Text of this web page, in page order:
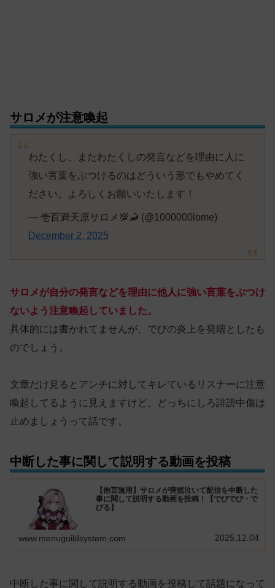
サロメが注意喚起
わたくし、またわたくしの発言などを理由に人に
強い言葉をぶつけるのはどういう形でもやめてく
ださい。よろしくお願いいたします！
— 壱百満天原サロメ💯🦂 (@1000000lome)
December 2, 2025
サロメが自分の発言などを理由に他人に強い言葉をぶつけ
ないよう注意喚起していました。
具体的には書かれてませんが、でびの炎上を発端としたも
のでしょう。
文章だけ見るとアンチに対してキレているリスナーに注意
喚起してるように見えますけど、どっちにしろ誹謗中傷は
止めましょうって話です。
中断した事に関して説明する動画を投稿
【他言無用】サロメが突然泣いて配信を中断した
事に関して説明する動画を投稿！【でびでび・で
びる】
www.menuguildsystem.com 2025.12.04
中断した事に関して説明する動画を投稿して話題になって